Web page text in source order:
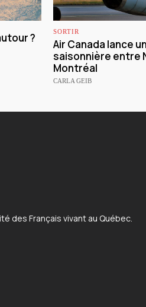
? SORTIR
Air Canada lance
saisonnière entre
Montréal
CARLA GEIB
des Français vivant au Québec.